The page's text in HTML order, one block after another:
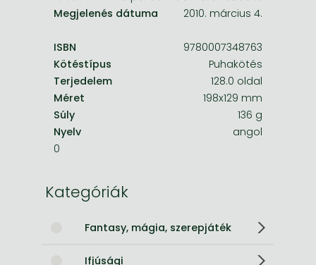
Megjelenés dátuma
2010. március 4.
ISBN
9780007348763
Kötéstípus
Puhakötés
Terjedelem
128.0 oldal
Méret
198x129 mm
Súly
136 g
Nyelv
angol
0
Kategóriák
Fantasy, mágia, szerepjáték
Ifjúsági